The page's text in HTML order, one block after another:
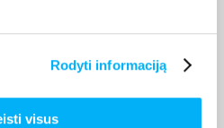
Rodyti informaciją
visus